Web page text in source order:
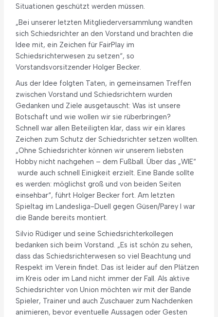
Situationen geschützt werden müssen.
„Bei unserer letzten Mitgliederversammlung wandten
sich Schiedsrichter an den Vorstand und brachten die
Idee mit, ein Zeichen für FairPlay im
Schiedsrichterwesen zu setzen“, so
Vorstandsvorsitzender Holger Becker.
Aus der Idee folgten Taten, in gemeinsamen Treffen
zwischen Vorstand und Schiedsrichtern wurden
Gedanken und Ziele ausgetauscht: Was ist unsere
Botschaft und wie wollen wir sie rüberbringen?
Schnell war allen Beteiligten klar, dass wir ein klares
Zeichen zum Schutz der Schiedsrichter setzen wollten.
„Ohne Schiedsrichter können wir unserem liebsten
Hobby nicht nachgehen – dem Fußball. Über das „WIE“
wurde auch schnell Einigkeit erzielt. Eine Bande sollte
es werden: möglichst groß und von beiden Seiten
einsehbar“, führt Holger Becker fort. Am letzten
Spieltag im Landesliga-Duell gegen Güsen/Parey I war
die Bande bereits montiert.
Silvio Rüdiger und seine Schiedsrichterkollegen
bedanken sich beim Vorstand. „Es ist schön zu sehen,
dass das Schiedsrichterwesen so viel Beachtung und
Respekt im Verein findet. Das ist leider auf den Plätzen
im Kreis oder im Land nicht immer der Fall. Als aktive
Schiedsrichter von Union möchten wir mit der Bande
Spieler, Trainer und auch Zuschauer zum Nachdenken
animieren, bevor eventuelle Aussagen oder Gesten